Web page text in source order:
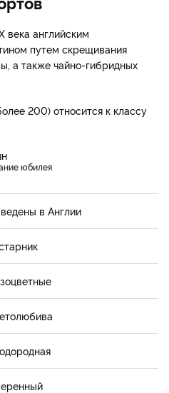
века английским
путем скрещивания
а также чайно-гибридных
200) относится к классу
юбилея
в Англии